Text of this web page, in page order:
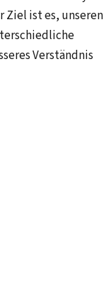
Ziel ist es, unseren
Verständnis